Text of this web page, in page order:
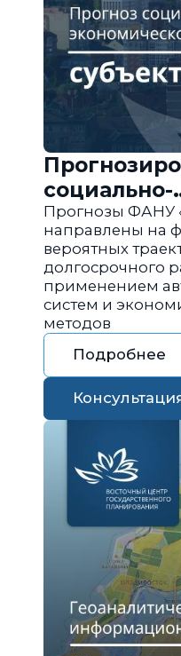
социально-
региона РФ
Прогнозы ФАНУ
направлены на
вероятных
долгосрочного
применением
систем и
методов
Подробнее